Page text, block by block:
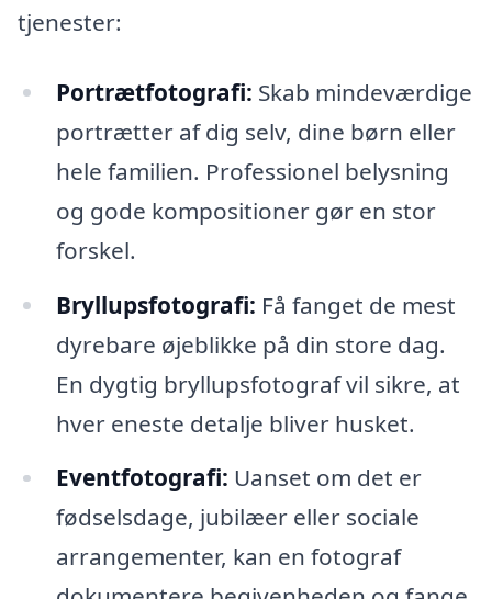
tjenester:
Portrætfotografi: Skab mindeværdige
portrætter af dig selv, dine børn eller
hele familien. Professionel belysning
og gode kompositioner gør en stor
forskel.
Bryllupsfotografi: Få fanget de mest
dyrebare øjeblikke på din store dag.
En dygtig bryllupsfotograf vil sikre, at
hver eneste detalje bliver husket.
Eventfotografi: Uanset om det er
fødselsdage, jubilæer eller sociale
arrangementer, kan en fotograf